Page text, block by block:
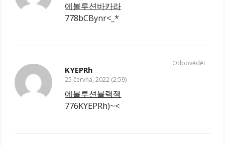
에볼루션바카라
778bCBynr<_*
KYEPRh
25 června, 2022 (2:59)
에볼루션블랙잭
776KYEPRh)~<
Odpovědět